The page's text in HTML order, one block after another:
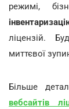
режимі,
ліцензій.
миттєвої
Більше
вебсайтів